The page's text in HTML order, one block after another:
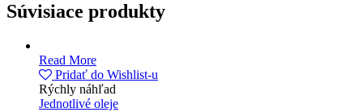
Súvisiace produkty
Read More
Pridať do Wishlist-u
Rýchly náhľad
Jednotlivé oleje